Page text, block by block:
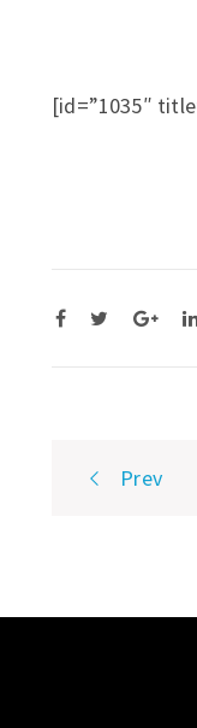
[id=”1035″
PostPrev